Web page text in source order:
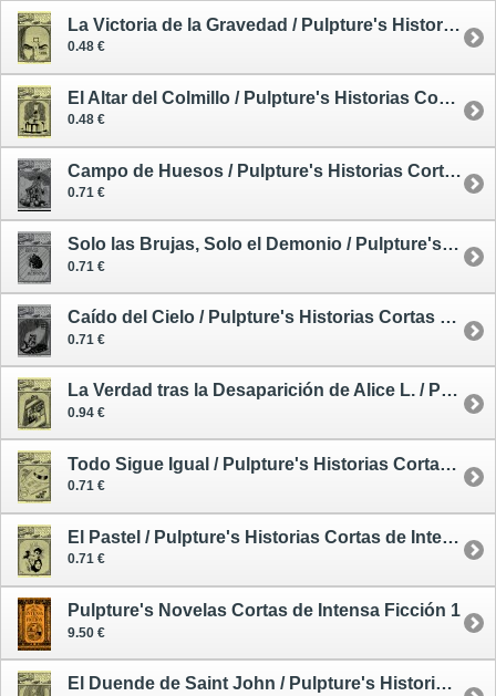
La Victoria de la Gravedad / Pulpture's Historias Cortas de Intensa Ficción 5
0.48 €
El Altar del Colmillo / Pulpture's Historias Cortas de Intensa Ficción 6
0.48 €
Campo de Huesos / Pulpture's Historias Cortas de Intensa Ficción 10
0.71 €
Solo las Brujas, Solo el Demonio / Pulpture's Historias Cortas de Intensa Ficción 7
0.71 €
Caído del Cielo / Pulpture's Historias Cortas de Intensa Ficción 8
0.71 €
La Verdad tras la Desaparición de Alice L. / Pulpture's Historias Cortas de Intensa Ficción 11
0.94 €
Todo Sigue Igual / Pulpture's Historias Cortas de Intensa Ficción 12
0.71 €
El Pastel / Pulpture's Historias Cortas de Intensa Ficción 13
0.71 €
Pulpture's Novelas Cortas de Intensa Ficción 1
9.50 €
El Duende de Saint John / Pulpture's Historias Cortas de Intensa Ficción 14